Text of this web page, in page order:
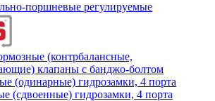
поршневые регулируемые
(контрбалансные,
клапаны с банджо-болтом
(одинарные) гидрозамки, 4 порта
(сдвоенные) гидрозамки, 4 порта